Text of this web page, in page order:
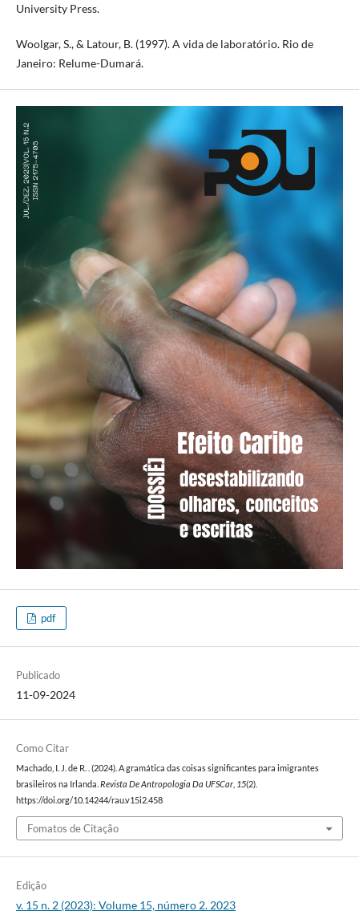
University Press.
Woolgar, S., & Latour, B. (1997). A vida de laboratório. Rio de
Janeiro: Relume-Dumará.
pdf
Publicado
11-09-2024
Como Citar
Machado, I. J. de R. . (2024). A gramática das coisas significantes para imigrantes
brasileiros na Irlanda. Revista De Antropologia Da UFSCar, 15(2).
https://doi.org/10.14244/rau.v15i2.458
Fomatos de Citação
Edição
v. 15 n. 2 (2023): Volume 15, número 2. 2023